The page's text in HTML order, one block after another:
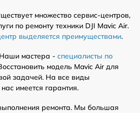
множество сервис-центров,
по ремонту техники DJI Mavic Air.
выделяется преимуществами.
мастера - специалисты по
модель Mavic Air для
задачей. На все виды
имеется гарантия.
ремонта. Мы большая